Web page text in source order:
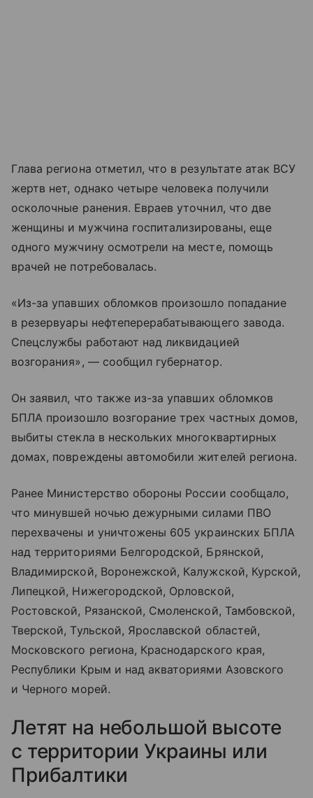
Глава региона отметил, что в результате атак ВСУ
жертв нет, однако четыре человека получили
осколочные ранения. Евраев уточнил, что две
женщины и мужчина госпитализированы, еще
одного мужчину осмотрели на месте, помощь
врачей не потребовалась.
«Из-за упавших обломков произошло попадание
в резервуары нефтеперерабатывающего завода.
Спецслужбы работают над ликвидацией
возгорания», — сообщил губернатор.
Он заявил, что также из-за упавших обломков
БПЛА произошло возгорание трех частных домов,
выбиты стекла в нескольких многоквартирных
домах, повреждены автомобили жителей региона.
Ранее Министерство обороны России сообщало,
что минувшей ночью дежурными силами ПВО
перехвачены и уничтожены 605 украинских БПЛА
над территориями Белгородской, Брянской,
Владимирской, Воронежской, Калужской, Курской,
Липецкой, Нижегородской, Орловской,
Ростовской, Рязанской, Смоленской, Тамбовской,
Тверской, Тульской, Ярославской областей,
Московского региона, Краснодарского края,
Республики Крым и над акваториями Азовского
и Черного морей.
Летят на небольшой высоте
с территории Украины или
Прибалтики